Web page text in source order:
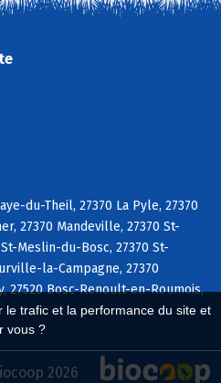
trafic et la performance du site et
vous ?
du-Theil, 27370 La Pyle, 27370
27370 Mandeville, 27370 St-
Meslin-du-Bosc, 27370 St-
la-Campagne, 27370
27520 Bosc-Renoult-en-Roumois,
2026